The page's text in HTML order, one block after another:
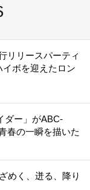
リリースパーティ
ボを迎えたロン
ダー」がABC-
春の一瞬を描いた
めく、迸る、降り